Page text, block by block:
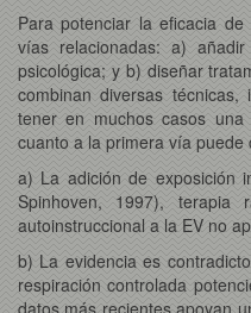
Para potenciar la eficacia
vías relacionadas: a)
psicológica; y b) diseñar
combinan diversas
tener en muchos casos
cuanto a la primera vía
a) La adición de exposición
Spinhoven, 1997), terapia
autoinstruccional a la EV no
b) La evidencia es
respiración controlada
datos más recientes apoyan